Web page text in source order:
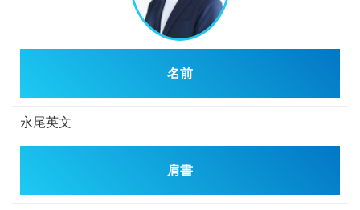
i
名前
永尾英文
肩書